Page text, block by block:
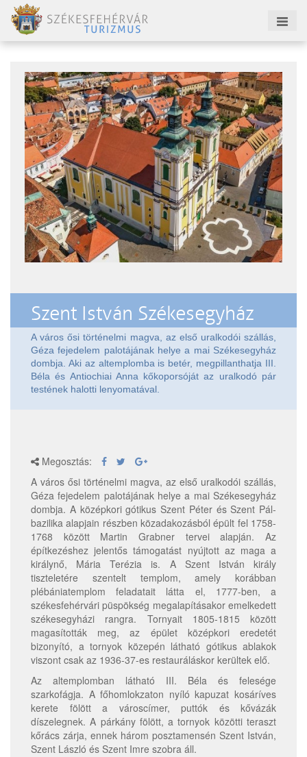
Szent István Székesegyház
A város ősi történelmi magva, az első uralkodói szállás,
Géza fejedelem palotájának helye a mai Székesegyház
dombja. Aki az altemplomba is betér, megpillanthatja III.
Béla és Antiochiai Anna kőkoporsóját az uralkodó pár
testének halotti lenyomatával.
Megosztás:
A város ősi történelmi magva, az első uralkodói szállás,
Géza fejedelem palotájának helye a mai Székesegyház
dombja. A középkori gótikus Szent Péter és Szent Pál-
bazilika alapjain részben közadakozásból épült fel 1758-
1768 között Martin Grabner tervei alapján. Az
építkezéshez jelentős támogatást nyújtott az maga a
királynő, Mária Terézia is. A Szent István király
tiszteletére szentelt templom, amely korábban
plébániatemplom feladatait látta el, 1777-ben, a
székesfehérvári püspökség megalapításakor emelkedett
székesegyházi rangra. Tornyait 1805-1815 között
magasították meg, az épület középkori eredetét
bizonyító, a tornyok közepén látható gótikus ablakok
viszont csak az 1936-37-es restauráláskor kerültek elő.
Az altemplomban látható III. Béla és felesége
szarkofágja. A főhomlokzaton nyíló kapuzat kosáríves
kerete fölött a városcímer, puttók és kővázák
díszelegnek. A párkány fölött, a tornyok közötti teraszt
kőrács zárja, ennek három posztamensén Szent István,
Szent László és Szent Imre szobra áll.